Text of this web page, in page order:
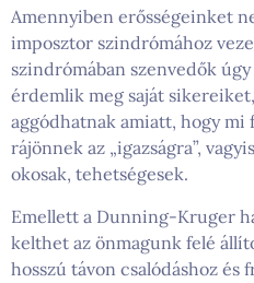
Amennyiben erősségeinket
imposztor szindrómához
szindrómában szenvedők
érdemlik meg saját
aggódhatnak amiatt, hogy mi
rájönnek az „igazságra”,
okosak, tehetségesek.
Emellett a Dunning-Kruger
kelthet az önmagunk felé
hosszú távon csalódáshoz